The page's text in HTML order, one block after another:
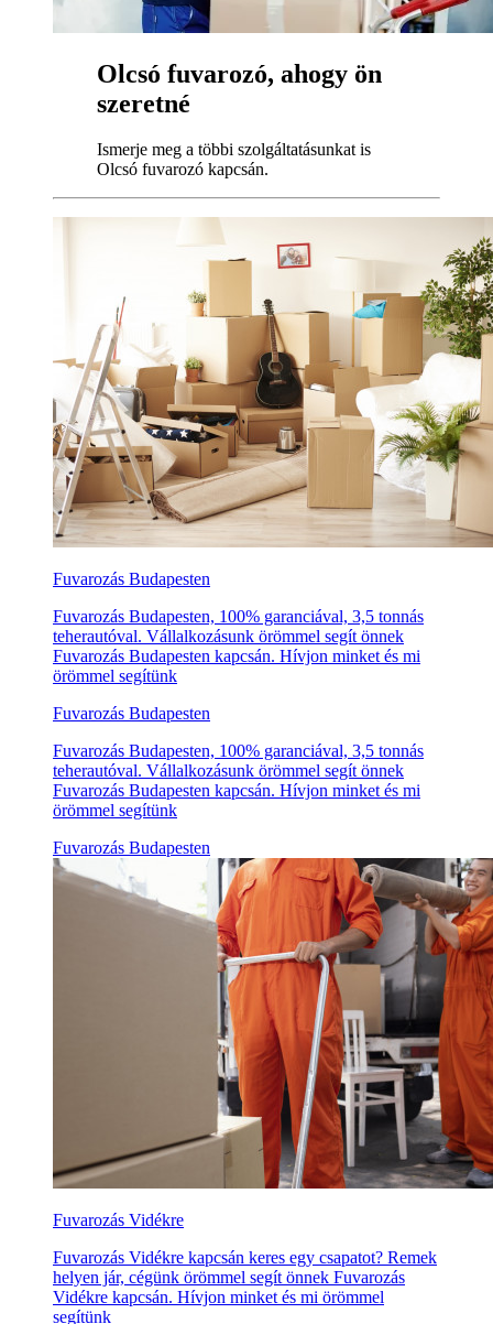
Olcsó fuvarozó, ahogy ön
szeretné
Ismerje meg a többi szolgáltatásunkat is
Olcsó fuvarozó kapcsán.
Fuvarozás Budapesten
Fuvarozás Budapesten, 100% garanciával, 3,5 tonnás
teherautóval. Vállalkozásunk örömmel segít önnek
Fuvarozás Budapesten kapcsán. Hívjon minket és mi
örömmel segítünk
Fuvarozás Budapesten
Fuvarozás Budapesten, 100% garanciával, 3,5 tonnás
teherautóval. Vállalkozásunk örömmel segít önnek
Fuvarozás Budapesten kapcsán. Hívjon minket és mi
örömmel segítünk
Fuvarozás Budapesten
Fuvarozás Vidékre
Fuvarozás Vidékre kapcsán keres egy csapatot? Remek
helyen jár, cégünk örömmel segít önnek Fuvarozás
Vidékre kapcsán. Hívjon minket és mi örömmel
segítünk